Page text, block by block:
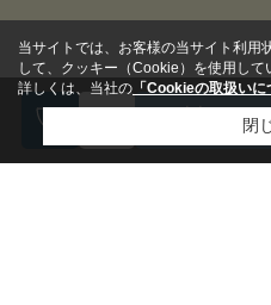
来店予約
当サイトでは、お客様の当サイト利用
して、クッキー（Cookie）を使用して
詳しくは、当社の 「Cookieの取扱い
閉